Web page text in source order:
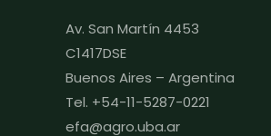
Av. San Martín 4453
C1417DSE
Buenos Aires – Argentina
Tel. +54-11-5287-0221
efa@agro.uba.ar